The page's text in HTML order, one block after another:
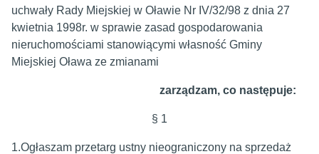
uchwały Rady Miejskiej w Oławie Nr IV/32/98 z dnia 27
kwietnia 1998r. w sprawie zasad gospodarowania
nieruchomościami stanowiącymi własność Gminy
Miejskiej Oława ze zmianami
zarządzam, co następuje:
§ 1
1.Ogłaszam przetarg ustny nieograniczony na sprzedaż